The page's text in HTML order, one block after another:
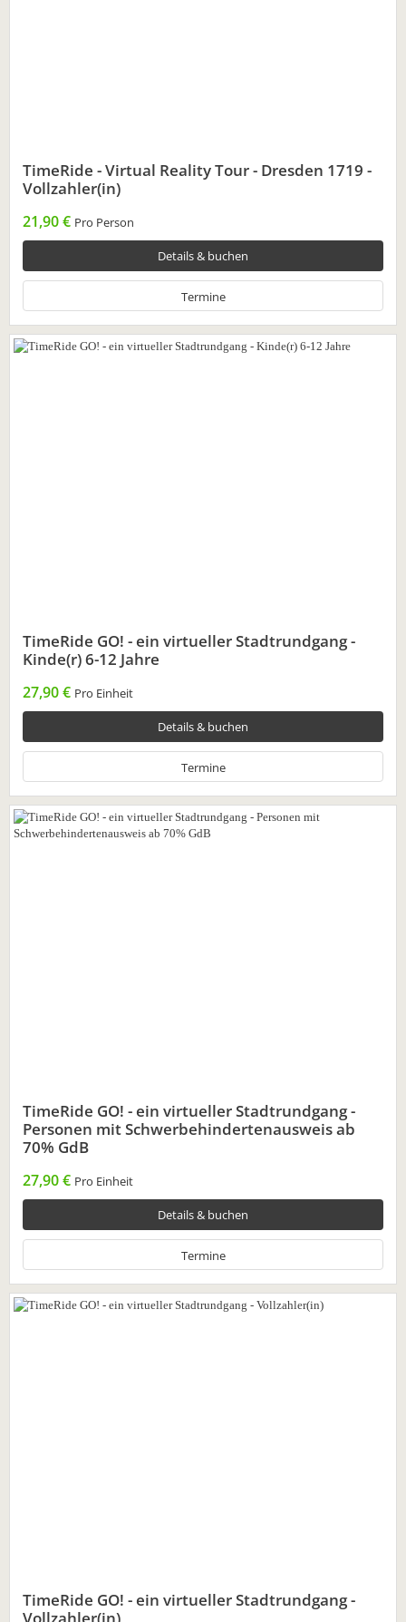
TimeRide - Virtual Reality Tour - Dresden 1719 -
Vollzahler(in)
21,90 € Pro Person
Details & buchen
Termine
TimeRide GO! - ein virtueller Stadtrundgang -
Kinde(r) 6-12 Jahre
27,90 € Pro Einheit
Details & buchen
Termine
TimeRide GO! - ein virtueller Stadtrundgang -
Personen mit Schwerbehindertenausweis ab
70% GdB
27,90 € Pro Einheit
Details & buchen
Termine
TimeRide GO! - ein virtueller Stadtrundgang -
Vollzahler(in)